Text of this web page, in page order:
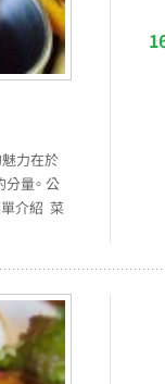
力在於
量。 公
介紹 菜